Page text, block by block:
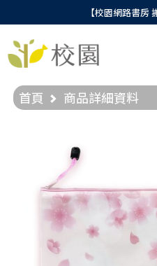
【校園網路書房
首頁 商品詳細資料